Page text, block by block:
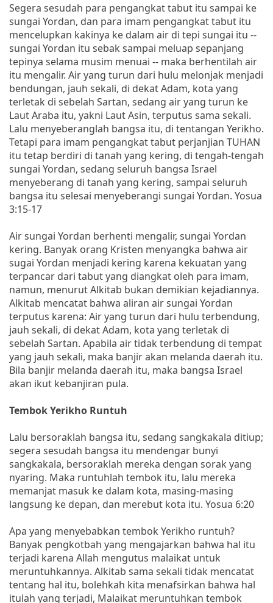
Segera sesudah para pengangkat tabut itu sampai ke
sungai Yordan, dan para imam pengangkat tabut itu
mencelupkan kakinya ke dalam air di tepi sungai itu --
sungai Yordan itu sebak sampai meluap sepanjang
tepinya selama musim menuai -- maka berhentilah air
itu mengalir. Air yang turun dari hulu melonjak menjadi
bendungan, jauh sekali, di dekat Adam, kota yang
terletak di sebelah Sartan, sedang air yang turun ke
Laut Araba itu, yakni Laut Asin, terputus sama sekali.
Lalu menyeberanglah bangsa itu, di tentangan Yerikho.
Tetapi para imam pengangkat tabut perjanjian TUHAN
itu tetap berdiri di tanah yang kering, di tengah-tengah
sungai Yordan, sedang seluruh bangsa Israel
menyeberang di tanah yang kering, sampai seluruh
bangsa itu selesai menyeberangi sungai Yordan. Yosua
3:15-17
Air sungai Yordan berhenti mengalir, sungai Yordan
kering. Banyak orang Kristen menyangka bahwa air
sugai Yordan menjadi kering karena kekuatan yang
terpancar dari tabut yang diangkat oleh para imam,
namun, menurut Alkitab bukan demikian kejadiannya.
Alkitab mencatat bahwa aliran air sungai Yordan
terputus karena: Air yang turun dari hulu terbendung,
jauh sekali, di dekat Adam, kota yang terletak di
sebelah Sartan. Apabila air tidak terbendung di tempat
yang jauh sekali, maka banjir akan melanda daerah itu.
Bila banjir melanda daerah itu, maka bangsa Israel
akan ikut kebanjiran pula.
Tembok Yerikho Runtuh
Lalu bersoraklah bangsa itu, sedang sangkakala ditiup;
segera sesudah bangsa itu mendengar bunyi
sangkakala, bersoraklah mereka dengan sorak yang
nyaring. Maka runtuhlah tembok itu, lalu mereka
memanjat masuk ke dalam kota, masing-masing
langsung ke depan, dan merebut kota itu. Yosua 6:20
Apa yang menyebabkan tembok Yerikho runtuh?
Banyak pengkotbah yang mengajarkan bahwa hal itu
terjadi karena Allah mengutus malaikat untuk
meruntuhkannya. Alkitab sama sekali tidak mencatat
tentang hal itu, bolehkah kita menafsirkan bahwa hal
itulah yang terjadi, Malaikat meruntuhkan tembok